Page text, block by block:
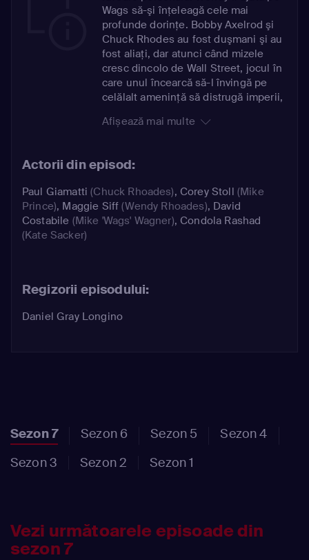
Wags să-şi înţeleagă cele mai
profunde dorinţe. Bobby Axelrod şi
Chuck Rhodes au fost duşmani şi au
fost aliaţi, dar atunci când mizele
cresc dincolo de Wall Street, jocul în
care unul încearcă să-l învingă pe
celălalt ameninţă să distrugă imperii,
regla conturile. Cast:Actor: Maggie
LewisroleName: , , , , Parental rating:
Afișează mai multe
Actorii din episod:
Paul Giamatti (Chuck Rhoades), Corey Stoll (Mike
Prince), Maggie Siff (Wendy Rhoades), David
Costabile (Mike 'Wags' Wagner),Condola Rashad
(Kate Sacker)
Regizorii episodului:
Daniel Gray Longino
Sezon 7 Sezon 6 Sezon 5
Sezon 4
Sezon 3
Sezon 2 Sezon 1
Vezi următoarele episoade din
sezon 7